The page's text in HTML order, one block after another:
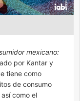
mexicano:
por Kantar y
tiene como
de consumo
como el